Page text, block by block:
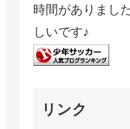
時間がありまし
しいです♪
リンク